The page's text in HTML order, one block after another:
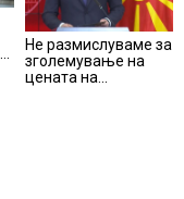
Не размислуваме за
зголемување на
цената на